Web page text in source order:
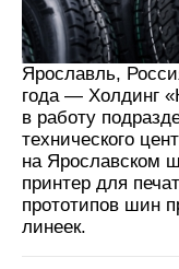
Ярославль,
года — Холдинг
в работу
технического
на Ярославском
принтер для
прототипов шин
линеек.